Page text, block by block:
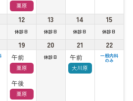
栗原
12
休診日
13
休診日
14
休診日
15
休診日
19
午前
栗原
午後
栗原
20
休診日
21
午前
大川原
22
一般内科
のみ